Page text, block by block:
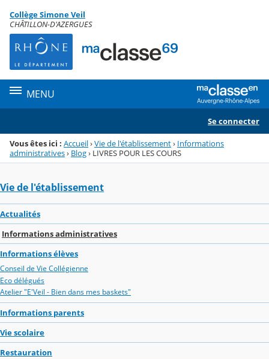
Menu de la rubrique
Contenu
Collège Simone Veil
CHÂTILLON-D'AZERGUES
MENU
Se connecter
Vous êtes ici : Accueil›Vie de l'établissement› Informations
administratives› Blog› LIVRES POUR LES COURS
Vie de l'établissement
Actualités
Informations administratives
Informations élèves
Conseil de Vie Collégienne
Eco délégués
Atelier "E'Veil - Bien dans mes baskets"
Informations parents
Vie scolaire
Restauration